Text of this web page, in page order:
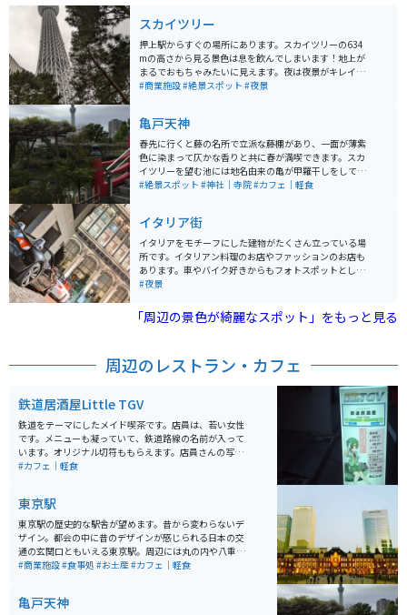
スカイツリー
押上駅からすぐの場所にあります。スカイツリーの634
mの高さから見る景色は息を飲んでしまいます！地上が
まるでおもちゃみたいに見えます。夜は夜景がキレイに
見えますよ。また、スカイツリーの近くにはソラマチが
あり、お子様は大はしゃぎまちがいなしです。ぜひ1度は
行ってみてほしい場所です
#商業施設#絶景スポット #夜景
亀戸天神
春先に行くと藤の名所で立派な藤棚があり、一面が薄紫
色に染まって仄かな香りと共に春が満喫できます。スカ
イツリーを望む池には地名由来の亀が甲羅干しをしてい
て可愛いです。 直ぐ側には老舗和菓子の船橋屋さんがあ
#絶景スポット #神社｜寺院#カフェ｜軽食
イタリア街
イタリアをモチーフにした建物がたくさん立っている場
所です。イタリアン料理のお店やファッションのお店も
あります。車やバイク好きからもフォトスポットとして
人気の場所となっています。オフィスやホテル、住宅も
しょう。
#夜景
「周辺の景色が綺麗なスポット」をもっと見る
周辺のレストラン・カフェ
鉄道居酒屋Little TGV
鉄道をテーマにしたメイド喫茶です。店員は、若い女性
です。メニューも凝っていて、鉄道路線の名前が入って
います。オリジナル切符ももらえます。店員さんの写真
撮影禁止でしたが、店内の風景は撮影可能です。店内に
#カフェ｜軽食
東京駅
東京駅の歴史的な駅舎が望めます。昔から変わらないデ
ザイン。都会の中に昔のデザインが感じられる日本の交
通の玄関口ともいえる東京駅。周辺には丸の内や八重洲
といったオフィス街が形成されている。近年ではKITTE
今回は100年以上東京の象徴として存在している。
#商業施設#食事処 #お土産#カフェ｜軽食
亀戸天神